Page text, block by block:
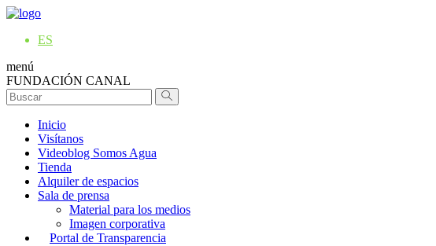
ES
menú
FUNDACIÓN CANAL
Inicio
Visítanos
Videoblog Somos Agua
Tienda
Alquiler de espacios
Sala de prensa
Material para los medios
Imagen corporativa
Portal de Transparencia